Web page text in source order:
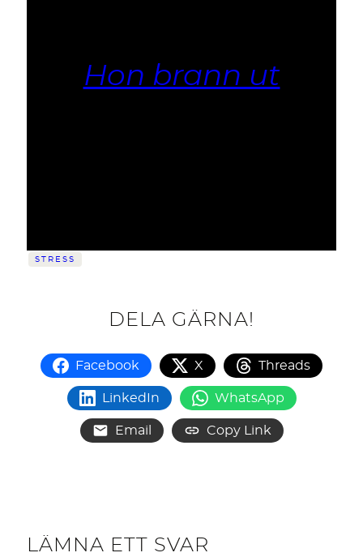
Hon brann ut
STRESS
DELA GÄRNA!
Facebook X Threads
LinkedIn WhatsApp
Email Copy Link
LÄMNA ETT SVAR